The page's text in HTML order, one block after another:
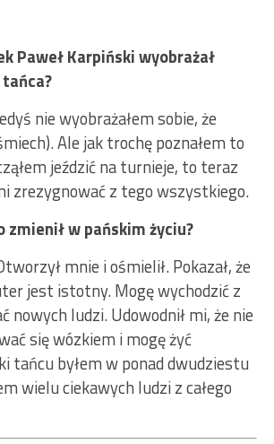
Paweł Karpiński wyobrażał
nie wyobrażałem sobie, że
Ale jak trochę poznałem to
jeździć na turnieje, to teraz
zrezygnować z tego wszystkiego.
zmienił w pańskim życiu?
mnie i ośmielił. Pokazał, że
jest istotny. Mogę wychodzić z
nowych ludzi. Udowodnił mi, że nie
się wózkiem i mogę żyć
tańcu byłem w ponad dwudziestu
wielu ciekawych ludzi z całego